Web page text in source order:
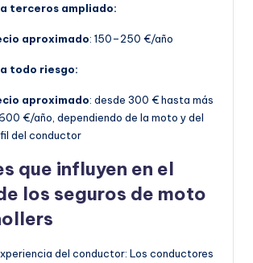
terceros ampliado:
aproximado: 150–250 €/año
todo riesgo:
aproximado: desde 300 € hasta más
€/año, dependiendo de la moto y del
del conductor
que influyen en el
los seguros de moto
del conductor: Los conductores